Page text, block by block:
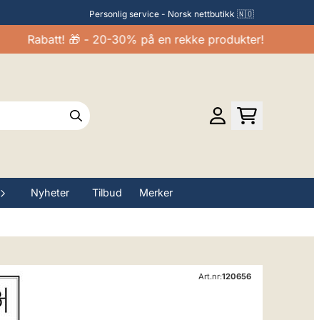
Personlig service - Norsk nettbutikk 🇳🇴
Rabatt! 🎁 - 20-30% på en rekke produkter!
Nyheter Tilbud Merker
Art.nr:120656